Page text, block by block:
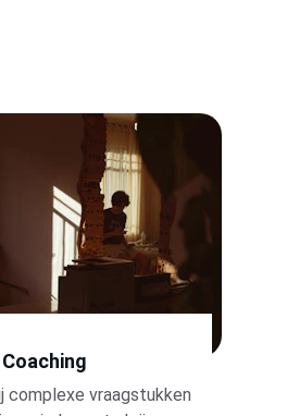
Coaching
complexe vraagstukken